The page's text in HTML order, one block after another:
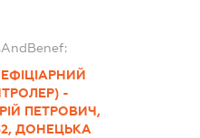
-
ПЕТРОВИЧ,
ДОНЕЦЬКА